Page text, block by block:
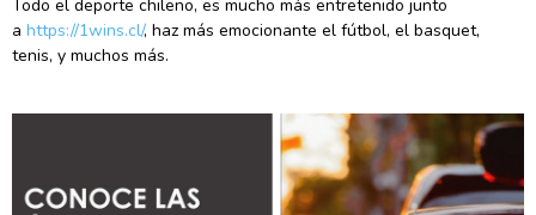
Todo el deporte chileno, es mucho más entretenido junto
a https://1wins.cl/, haz más emocionante el fútbol, el basquet,
tenis, y muchos más.